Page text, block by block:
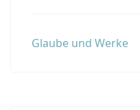
Glaube und Werke